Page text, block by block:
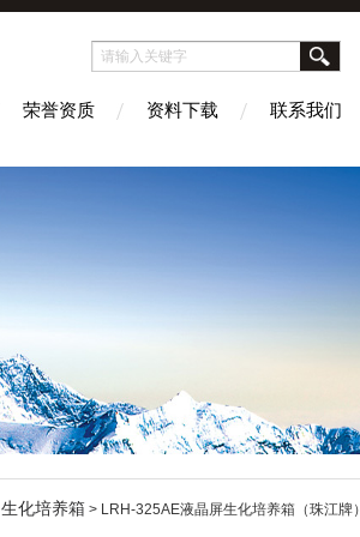
荣誉资质 资料下载 联系我们
生化培养箱 > LRH-325AE液晶屏生化培养箱（珠江牌）